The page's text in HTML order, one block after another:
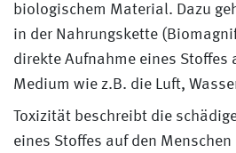
biologischem Material. Dazu
in der Nahrungskette
direkte Aufnahme eines Stoffes
Medium wie z.B. die Luft,
Toxizität beschreibt die
eines Stoffes auf den